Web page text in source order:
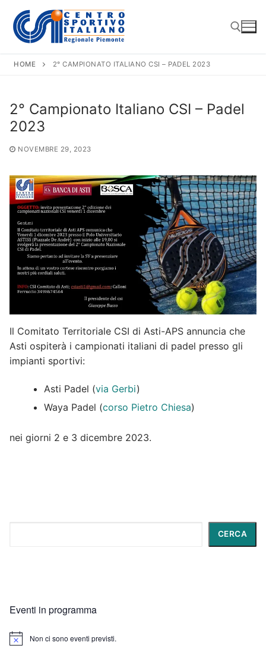
contenuto
HOME 2° CAMPIONATO ITALIANO CSI – PADEL 2023
2° Campionato Italiano CSI – Padel
2023
NOVEMBRE 29, 2023
Il Comitato Territoriale CSI di Asti-APS annuncia che
Asti ospiterà i campionati italiani di padel presso gli
impianti sportivi:
Asti Padel (via Gerbi)
Waya Padel (corso Pietro Chiesa)
nei giorni 2 e 3 dicembre 2023.
CERCA
Eventi in programma
Notice Non ci sono eventi previsti.